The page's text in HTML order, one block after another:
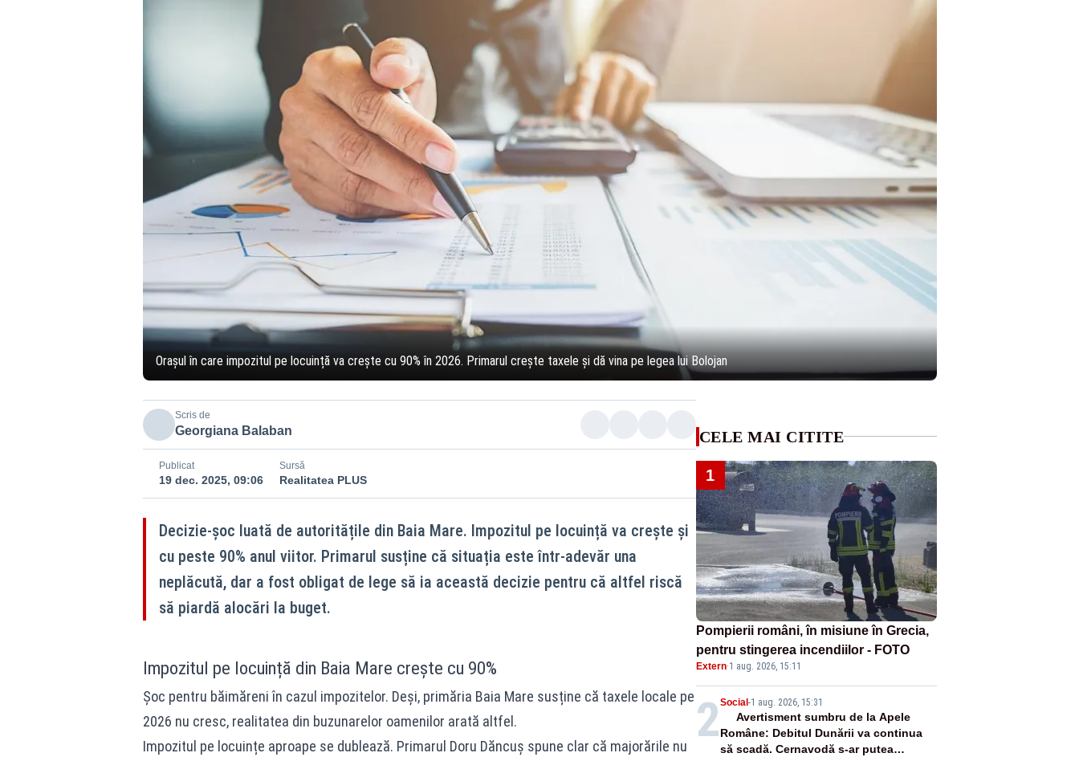
Orașul în care impozitul pe locuință va crește cu 90% în 2026. Primarul crește taxele și dă vina pe legea lui Bolojan
Scris de
Georgiana Balaban
Publicat
19 dec. 2025, 09:06
Sursă
Realitatea PLUS
Decizie-șoc luată de autoritățile din Baia Mare. Impozitul pe locuință va crește și
cu peste 90% anul viitor. Primarul susține că situația este într-adevăr una
neplăcută, dar a fost obligat de lege să ia această decizie pentru că altfel riscă
să piardă alocări la buget.
Impozitul pe locuință din Baia Mare crește cu 90%
Șoc pentru băimăreni în cazul impozitelor. Deși, primăria Baia Mare susține că taxele locale pe
2026 nu cresc, realitatea din buzunarelor oamenilor arată altfel.
Impozitul pe locuințe aproape se dublează. Primarul Doru Dăncuș spune clar că majorările nu
CELE MAI CITITE
1
Pompierii români, în misiune în Grecia,
pentru stingerea incendiilor - FOTO
Extern·1 aug. 2026, 15:11
2Social-1 aug. 2026, 15:31
Avertisment sumbru de la Apele
Române: Debitul Dunării va continua
să scadă. Cernavodă s-ar putea